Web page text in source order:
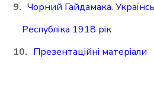
Чорний Гайдамака.
Республіка 1918 рік
Презентаційні матеріали